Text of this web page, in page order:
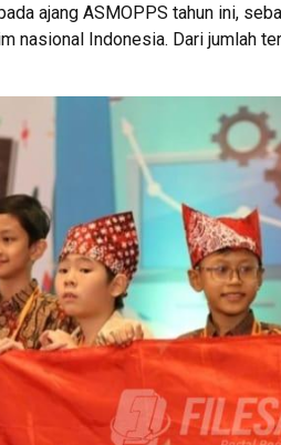
ajang ASMOPPS tahun ini,
nasional Indonesia. Dari jumlah